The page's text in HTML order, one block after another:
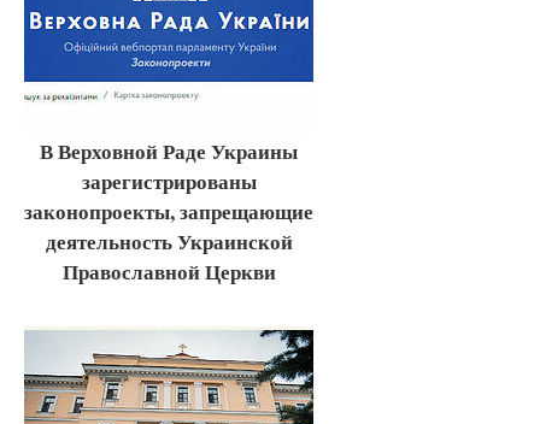
В Верховной Раде Украины
зарегистрированы
законопроекты, запрещающие
деятельность Украинской
Православной Церкви